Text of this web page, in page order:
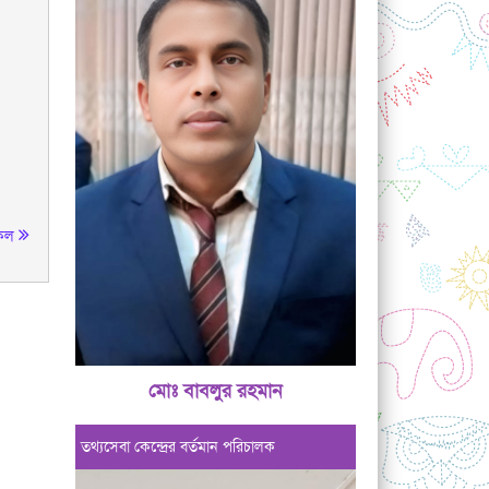
মোঃ বাবলুর রহমান
তথ্যসেবা কেন্দ্রের বর্তমান পরিচালক